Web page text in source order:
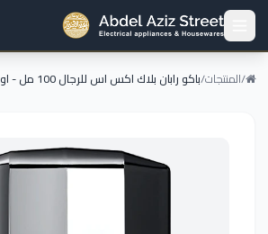
/المنتجات/باكو رابان بلاك اكس اس للرجال 100 مل - او دى تواليت